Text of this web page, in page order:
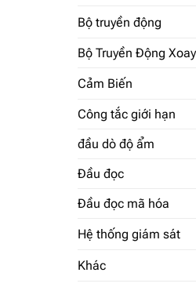
Bộ truyền động
Bộ Truyền Động
Cảm Biến
Công tắc giới hạn
đầu dò độ ẩm
Đầu đọc
Đầu đọc mã hóa
Hệ thống giám sát
Khác